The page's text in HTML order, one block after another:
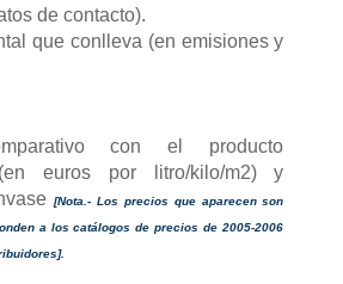
de contacto).
que conlleva (en emisiones y
con el producto
euros por litro/kilo/m2) y
[Nota.- Los precios que aparecen son
a los catálogos de precios de 2005-2006